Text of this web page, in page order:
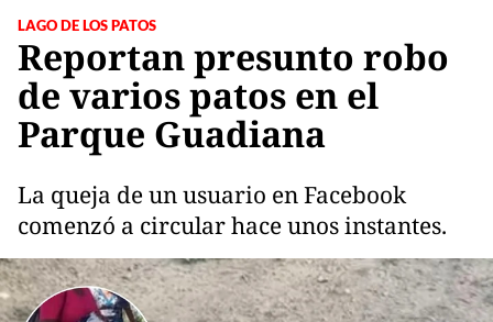
LAGO DE LOS PATOS
Reportan presunto robo
de varios patos en el
Parque Guadiana
La queja de un usuario en Facebook
comenzó a circular hace unos instantes.